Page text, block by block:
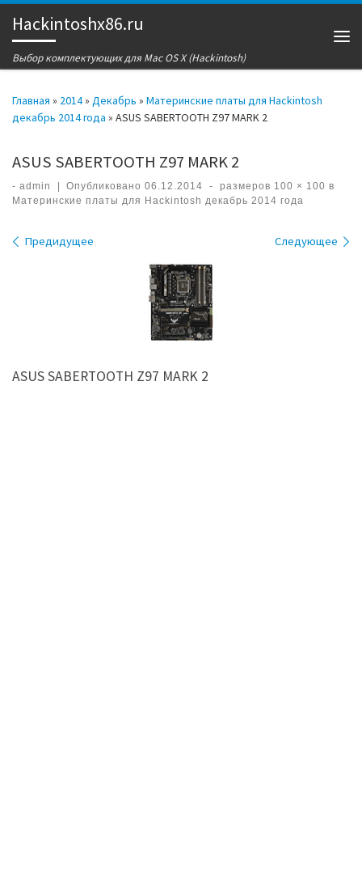
Перейти к содержимому
Hackintoshx86.ru
Выбор комплектующих для Mac OS X (Hackintosh)
Главная » 2014» Декабрь » Материнские платы для Hackintosh
декабрь 2014 года » ASUS SABERTOOTH Z97 MARK 2
ASUS SABERTOOTH Z97 MARK 2
- admin Опубликовано06.12.2014 - размеров 100 × 100 в
Материнские платы для Hackintosh декабрь 2014 года
Навигация по изображениям
Предидущее Следующее
ASUS SABERTOOTH Z97 MARK 2